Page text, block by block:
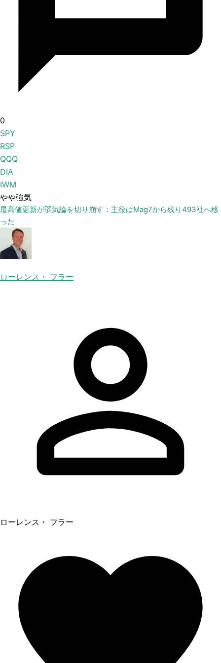
0
SPY
RSP
QQQ
DIA
IWM
やや強気
最高値更新が弱気論を切り崩す：主役はMag7から残り493社へ移
った
ローレンス・ フラー
ローレンス・ フラー